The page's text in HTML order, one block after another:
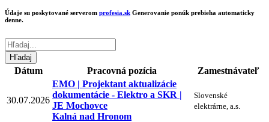
Údaje su poskytované serverom profesia.sk Generovanie ponúk prebieha automaticky
denne.
Dátum Pracovná pozícia Zamestnávateľ
30.07.2026
EMO | Projektant aktualizácie
dokumentácie - Elektro a SKR |
JE Mochovce
Kalná nad Hronom
Slovenské
elektrárne, a.s.